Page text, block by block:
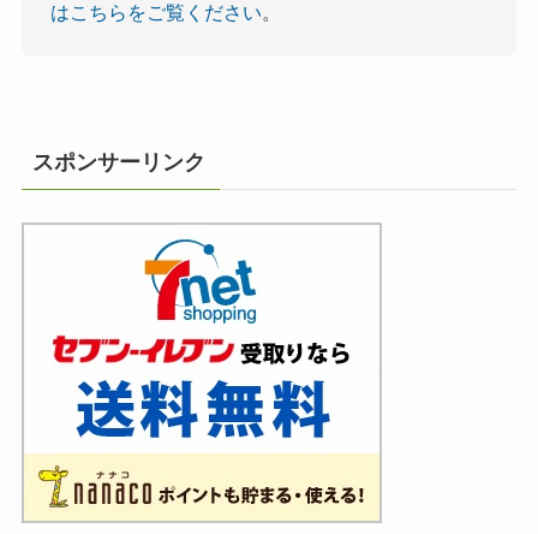
はこちらをご覧ください。
スポンサーリンク